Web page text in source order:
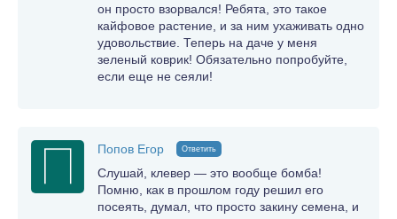
он просто взорвался! Ребята, это такое
кайфовое растение, и за ним ухаживать одно
удовольствие. Теперь на даче у меня
зеленый коврик! Обязательно попробуйте,
если еще не сеяли!
Попов Егор Ответить
Слушай, клевер — это вообще бомба!
Помню, как в прошлом году решил его
посеять, думал, что просто закину семена, и